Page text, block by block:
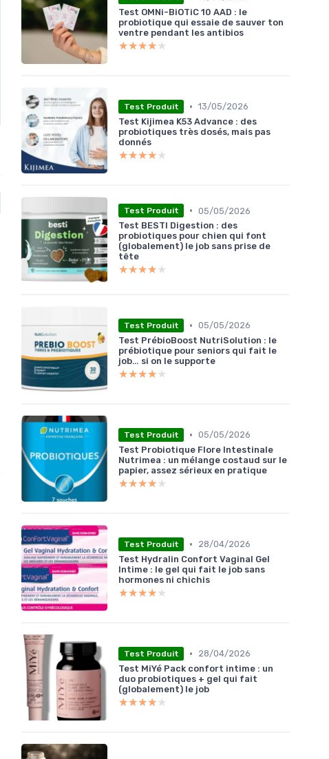
Test OMNi-BiOTiC 10 AAD : le
probiotique qui essaie de sauver ton
ventre pendant les antibios
★★★★★
★★★★★
Test Produit • 13/05/2026
Test Kijimea K53 Advance : des
probiotiques très dosés, mais pas
donnés
★★★★★
★★★★★
Test Produit • 05/05/2026
Test BESTI Digestion : des
probiotiques pour chien qui font
(globalement) le job sans prise de
tête
★★★★★
★★★★★
Test Produit • 05/05/2026
Test PrébioBoost NutriSolution : le
prébiotique pour seniors qui fait le
job… si on le supporte
★★★★★
★★★★★
Test Produit • 05/05/2026
Test Probiotique Flore Intestinale
Nutrimea : un mélange costaud sur le
papier, assez sérieux en pratique
★★★★★
★★★★★
Test Produit •
28/04/2026
Test Hydralin Confort Vaginal Gel
Intime : le gel qui fait le job sans
hormones ni chichis
★★★★★
★★★★★
Test Produit •
28/04/2026
Test MiYé Pack confort intime : un
duo probiotiques + gel qui fait
(globalement) le job
★★★★★
★★★★★